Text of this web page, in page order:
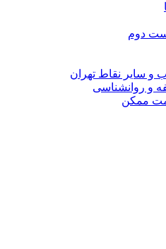
دوم
و سایر نقاط تهران
و روانشناسی
ممکن